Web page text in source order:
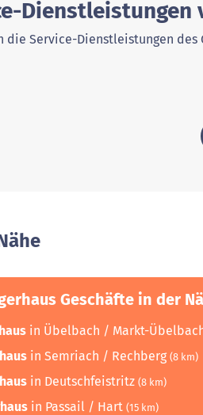
Dienstleistungen
die Service-Dienstleistungen des
Geschäfte in der
in Übelbach / Markt-
in Semriach / Rechberg (8 km)
in Deutschfeistritz (8 km)
in Passail / Hart (15 km)